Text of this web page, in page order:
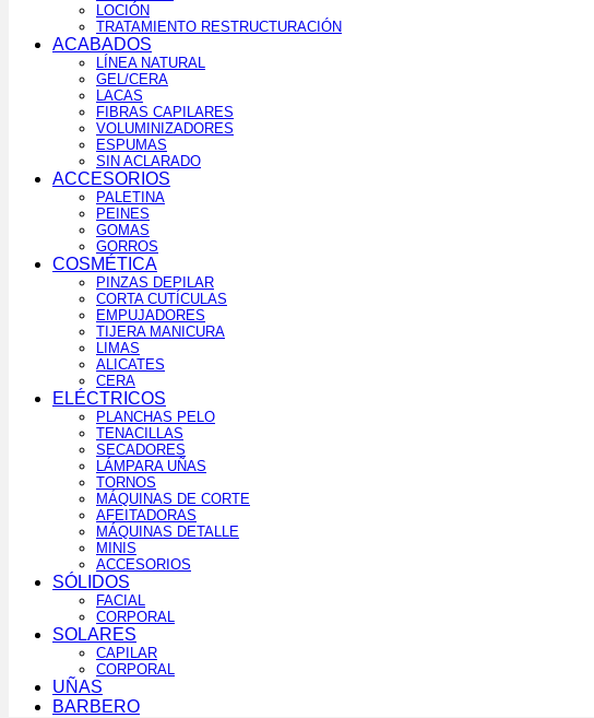
LOCIÓN
TRATAMIENTO RESTRUCTURACIÓN
ACABADOS
LÍNEA NATURAL
GEL/CERA
LACAS
FIBRAS CAPILARES
VOLUMINIZADORES
ESPUMAS
SIN ACLARADO
ACCESORIOS
PALETINA
PEINES
GOMAS
GORROS
COSMÉTICA
PINZAS DEPILAR
CORTA CUTÍCULAS
EMPUJADORES
TIJERA MANICURA
LIMAS
ALICATES
CERA
ELÉCTRICOS
PLANCHAS PELO
TENACILLAS
SECADORES
LÁMPARA UÑAS
TORNOS
MÁQUINAS DE CORTE
AFEITADORAS
MÁQUINAS DETALLE
MINIS
ACCESORIOS
SÓLIDOS
FACIAL
CORPORAL
SOLARES
CAPILAR
CORPORAL
UÑAS
BARBERO